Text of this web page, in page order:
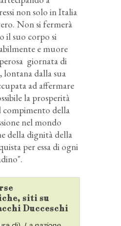
non solo in Italia
Non si fermerà
il suo corpo si
e muore
giornata di
lontana dalla sua
ad affermare
la prosperità
compimento della
nel mondo
della dignità della
per essa di ogni
siti su
Ducceschi